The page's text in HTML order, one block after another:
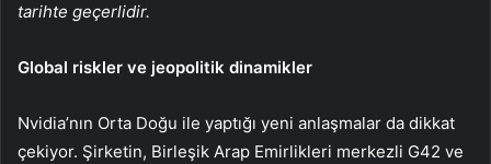
tarihte geçerlidir.
Global riskler ve jeopolitik dinamikler
Nvidia’nın Orta Doğu ile yaptığı yeni anlaşmalar da dikkat
çekiyor. Şirketin, Birleşik Arap Emirlikleri merkezli G42 ve